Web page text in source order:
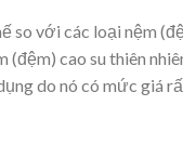
so với các loại nệm
(đệm) cao su thiên
do nó có mức giá